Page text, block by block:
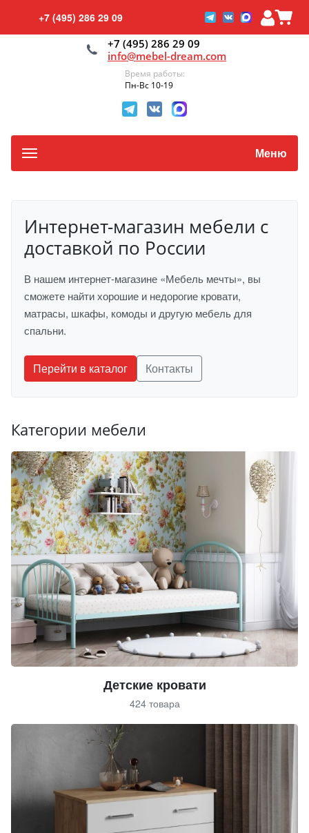
+7 (495) 286 29 09
+7 (495) 286 29 09
info@mebel-dream.com
Время работы:
Пн-Вс 10-19
Меню
Интернет-магазин мебели с
доставкой по России
В нашем интернет-магазине «Мебель мечты», вы
сможете найти хорошие и недорогие кровати,
матрасы, шкафы, комоды и другую мебель для
спальни.
Перейти в каталог Контакты
Категории мебели
Детские кровати
424 товара